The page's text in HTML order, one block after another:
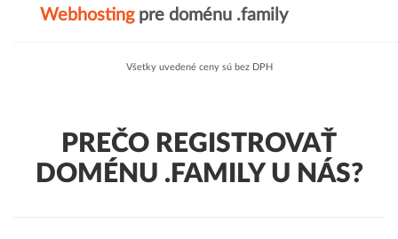
Webhostingpre doménu .family
Všetky uvedené ceny sú bez DPH
PREČO REGISTROVAŤ
DOMÉNU .FAMILY U NÁS?